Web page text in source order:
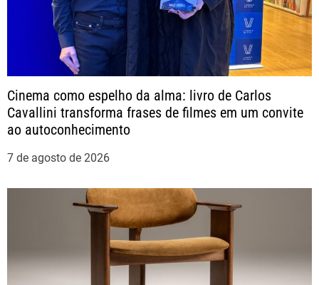
d
e
P
t
Cinema como espelho da alma: livro de Carlos
Cavallini transforma frases de filmes em um convite
ao autoconhecimento
7 de agosto de 2026